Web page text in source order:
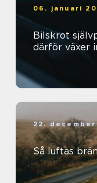
06. januari
Bilskrot
därför växer
22.
Så luftas